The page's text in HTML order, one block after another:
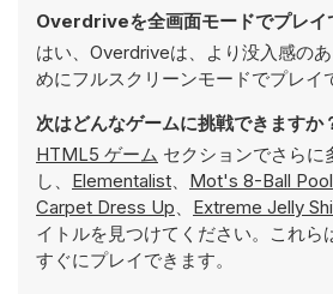
Overdriveを全画面モードでプレイ
はい、Overdriveは、より没入感の
めにフルスクリーンモードでプレイ
次はどんなゲームに挑戦できますか
HTML5 ゲーム セクションでさらに
し、 Elementalist、 Mot's 8-Ball Pool
Carpet Dress Up、 Extreme Jelly
イトルを見つけてください。これら
すぐにプレイできます。